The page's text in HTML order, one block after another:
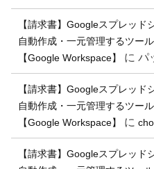
【請求書】Googleスプレッド
自動作成・一元管理するツー
【Google Workspace】
に パ
【請求書】Googleスプレッド
自動作成・一元管理するツー
【Google Workspace】
に
【請求書】Googleスプレッド